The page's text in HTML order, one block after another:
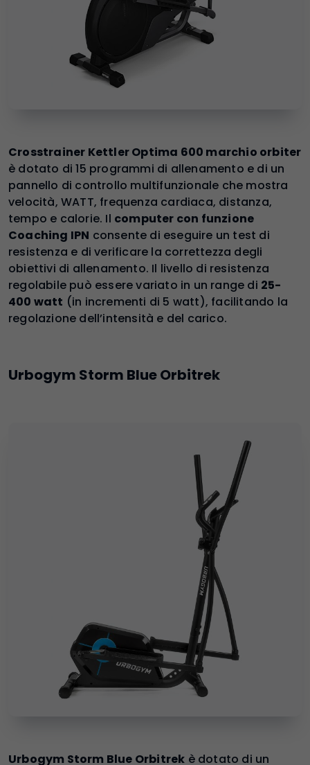
Crosstrainer Kettler Optima 600 marchio orbiter
è dotato di 15 programmi di allenamento e di un
pannello di controllo multifunzionale che mostra
velocità, WATT, frequenza cardiaca, distanza,
tempo e calorie. Il computer con funzione
Coaching IPN consente di eseguire un test di
resistenza e di verificare la correttezza degli
obiettivi di allenamento. Il livello di resistenza
regolabile può essere variato in un range di 25-
400 watt (in incrementi di 5 watt), facilitando la
regolazione dell’intensità e del carico.
Urbogym Storm Blue Orbitrek
Urbogym Storm Blue Orbitrek è dotato di un